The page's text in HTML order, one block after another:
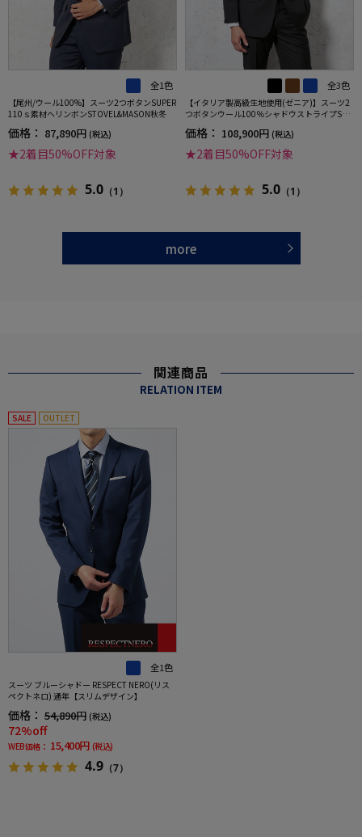
全1色
【尾州/ウール100%】スーツ2つボタンSUPER
110ｓ素材ヘリンボンSTOVEL&MASON秋冬
価格： 87,890円 (税込)
★2着目50%OFF対象
5.0 （1）
全3色
【イタリア製高級生地使用(ゼニア)】スーツ2
つボタンウール100％シャドウストライプSTO
VEL&MASON
価格： 108,900円 (税込)
★2着目50%OFF対象
5.0 （1）
more
関連商品
RELATION ITEM
SALE OUTLET
全1色
スーツ ブルーシャドー RESPECT NERO(リス
ペクトネロ) 通年【スリムデザイン】
価格： 54,890円 (税込)
72%off
WEB価格： 15,400円 (税込)
4.9 （7）